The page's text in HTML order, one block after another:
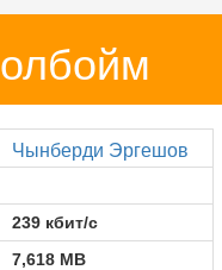
Чынберди Эргешов
239 кбит/с
7,618 MB